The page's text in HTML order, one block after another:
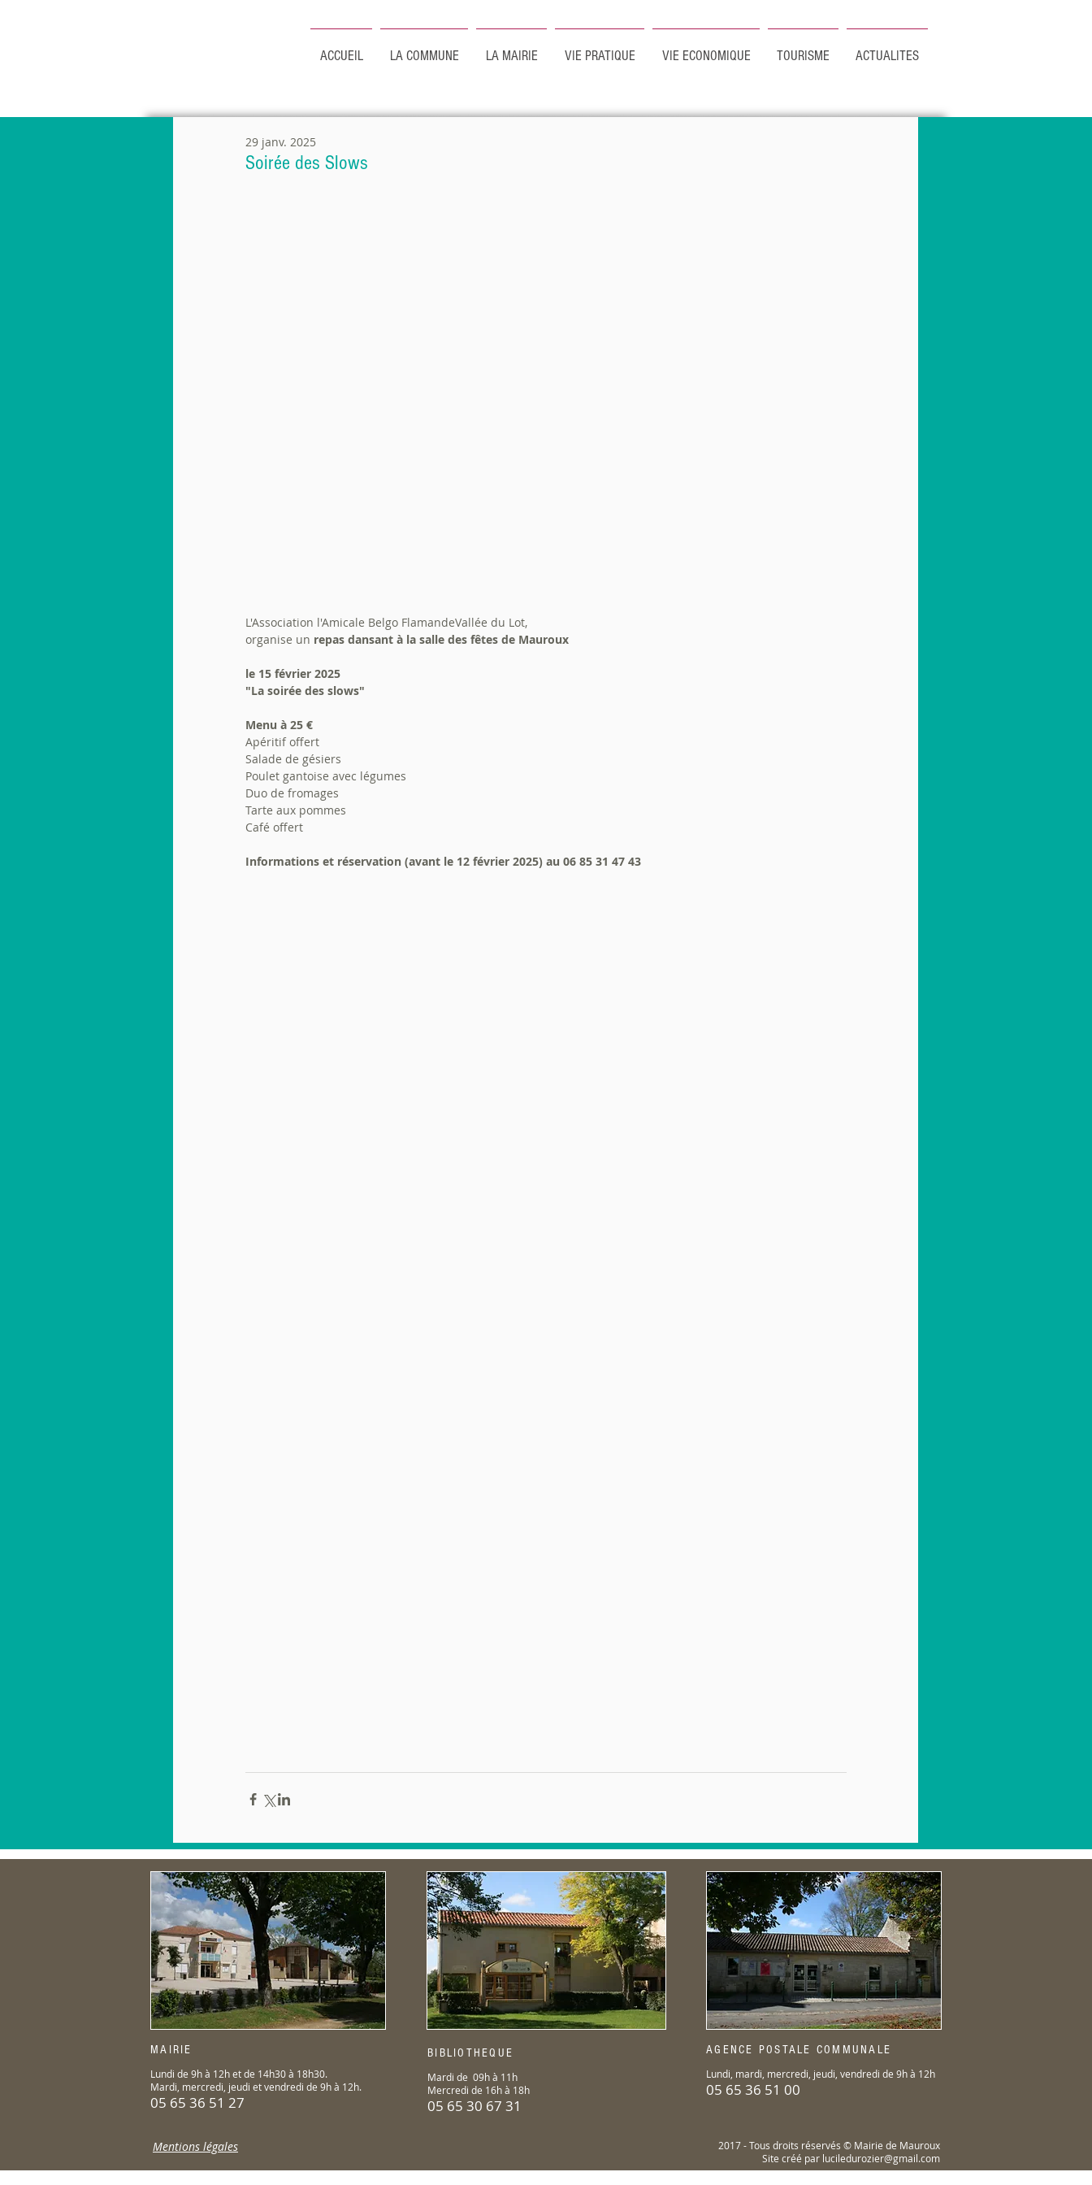
ACCUEIL LA COMMUNE LA MAIRIE VIE PRATIQUE VIE ECONOMIQUE TOURISME ACTUALITES
Soirée des Slows
29 janv. 2025
L'Association l'Amicale Belgo FlamandeVallée du Lot,
organise un repas dansant à la salle des fêtes de Mauroux
le 15 février 2025
"La soirée des slows"
Menu à 25 €
Apéritif offert
Salade de gésiers
Poulet gantoise avec légumes
Duo de fromages
Tarte aux pommes
Café offert
Informations et réservation (avant le 12 février 2025) au 06 85 31 47 43
MAIRIE
Lundi de 9h à 12h et de 14h30 à 18h30.
Mardi, mercredi, jeudi et vendredi de 9h à 12h.
05 65 36 51 27
BIBLIOTHEQUE
Mardi de 09h à 11h
Mercredi de 16h à 18h
05 65 30 67 31
AGENCE POSTALE COMMUNALE
Lundi, mardi, mercredi, jeudi, vendredi de 9h à 12h
05 65 36 51 00
2017 - Tous droits réservés © Mairie de Mauroux
Site créé par luciledurozier@gmail.com
Mentions légales